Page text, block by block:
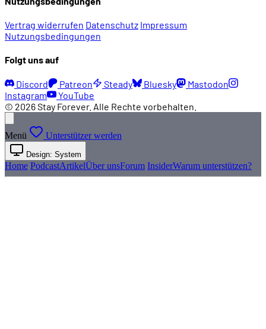
Vertrag widerrufen Datenschutz Impressum
Nutzungsbedingungen
Folgt uns auf
Discord Patreon Steady Bluesky
Mastodon
Instagram
YouTube
© 2026 Stay Forever. Alle Rechte vorbehalten.
Menü Unterstützer werden
Design: System
Home PodcastArtikelÜber unsForum InsiderWarum unterstützen?